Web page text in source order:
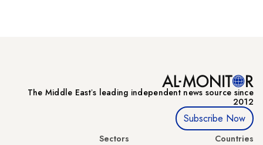
The Middle Eastʼs leading independent news source since
2012
Subscribe Now
Countries
Sectors